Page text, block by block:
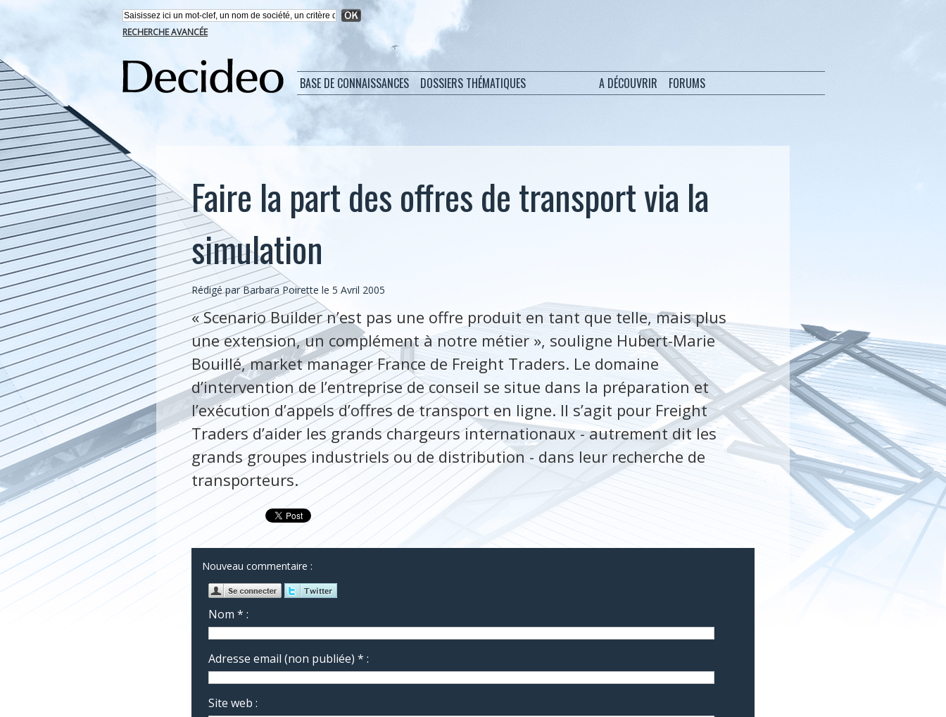
RECHERCHE AVANCÉE
BASE DE CONNAISSANCES DOSSIERS THÉMATIQUES A DÉCOUVRIR FORUMS
Faire la part des offres de transport via la
simulation
Rédigé par Barbara Poirette le 5 Avril 2005
« Scenario Builder n’est pas une offre produit en tant que telle, mais plus
une extension, un complément à notre métier », souligne Hubert-Marie
Bouillé, market manager France de Freight Traders. Le domaine
d’intervention de l’entreprise de conseil se situe dans la préparation et
l’exécution d’appels d’offres de transport en ligne. Il s’agit pour Freight
Traders d’aider les grands chargeurs internationaux - autrement dit les
grands groupes industriels ou de distribution - dans leur recherche de
transporteurs.
Nouveau commentaire :
Nom * :
Adresse email (non publiée) * :
Site web :